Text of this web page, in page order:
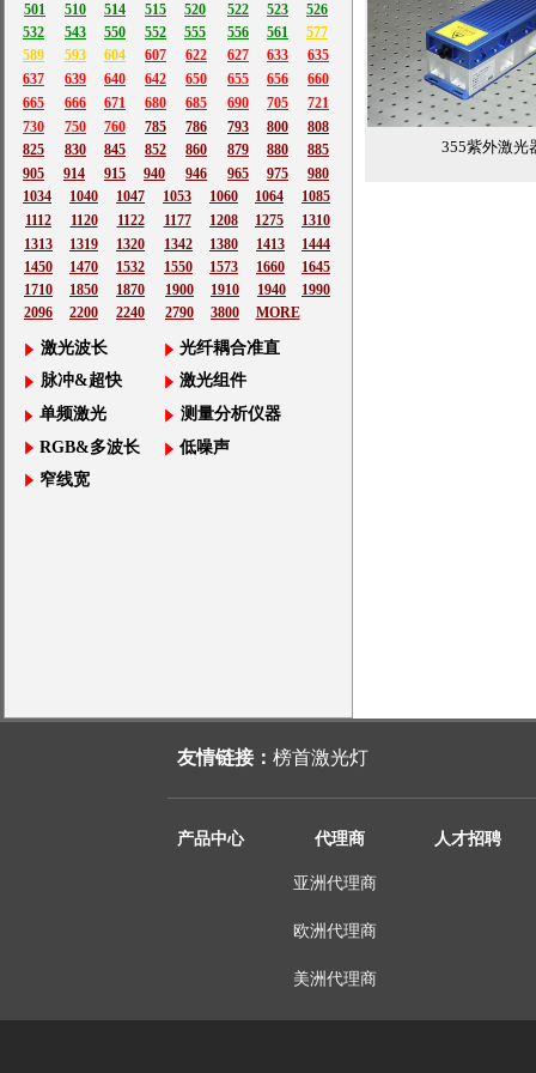
355紫外激光
532
501
510 514 515 520 522
523
543
550 552 555 556 561
526
577
604
593
589 607 622 627 633
635
637
639 640 642 650 655 656
660
666
671 680 685 690 705
721
750
760
730
665
785
786 793 800
808
825
830 845 852 860 880
879
914
885
915
940 946 965 975 980
905
1034
1040 1047 1053 1060 1064
1085
1275
1208
1177
1122
1120
1112
1310
1413
1380 1444
1342
1320
1319
1313
1660
1645
1573
1550
1532
1470
1450
1940
1910
1900
1870
1850
1710
2790
2200 3800
2096
1990
MORE
单频激光
光纤耦合准直
激光波长
脉冲&超快
RGB&多波长
激光组件
测量分析仪器
低噪声
窄线宽
2240
产品中心 代理商 人才招聘
亚洲代理商
欧洲代理商
美洲代理商
友情链接： 榜首激光灯